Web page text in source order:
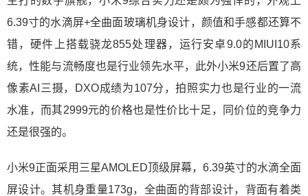
6.39寸的水滴屏+全曲面玻璃机身设计，颜值和手感都还算不
错，硬件上搭载骁龙855处理器，运行安卓9.0的MIUI10系
统，性能与流畅度也是行业领先水平，此外小米9还后置了高
像素AI三摄，DXO成绩为107分，拍照实力也是行业的一流
水准，而其2999元的价格也是性价比十足，同价位的竞争力
还是很强的。
小米9正面采用三星AMOLED顶级屏幕，6.39英寸的水滴全面
屏设计。其机身重量173g，全曲面的背部设计，背面有着类